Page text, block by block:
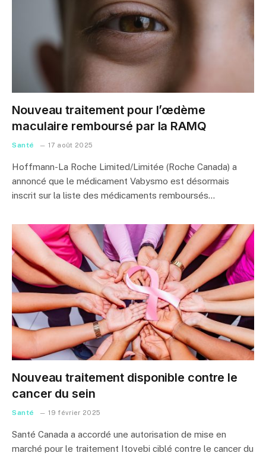
Nouveau traitement pour l’œdème
maculaire remboursé par la RAMQ
Santé 17 août 2025
Hoffmann-La Roche Limited/Limitée (Roche Canada) a
annoncé que le médicament Vabysmo est désormais
inscrit sur la liste des médicaments remboursés…
Nouveau traitement disponible contre le
cancer du sein
Santé 19 février 2025
Santé Canada a accordé une autorisation de mise en
marché pour le traitement Itovebi ciblé contre le cancer du